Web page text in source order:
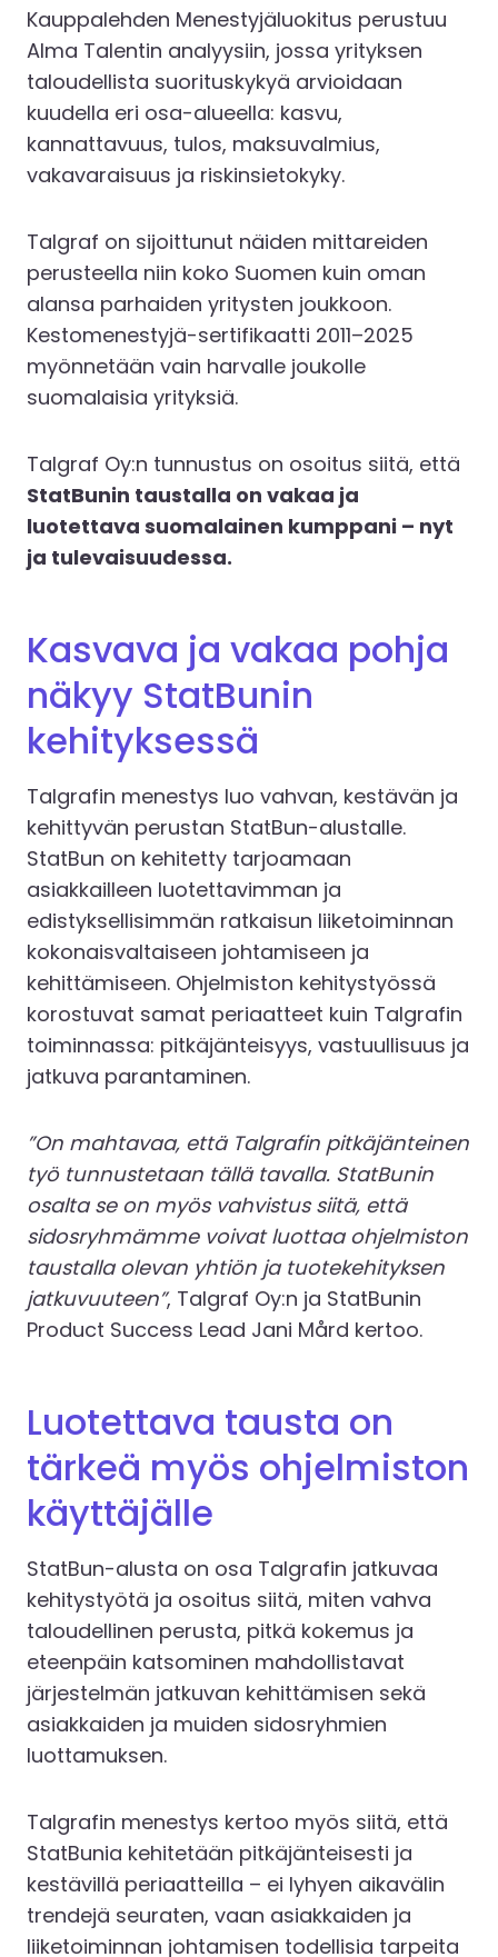
Kauppalehden Menestyjäluokitus perustuu
Alma Talentin analyysiin, jossa yrityksen
taloudellista suorituskykyä arvioidaan
kuudella eri osa-alueella: kasvu,
kannattavuus, tulos, maksuvalmius,
vakavaraisuus ja riskinsietokyky.
Talgraf on sijoittunut näiden mittareiden
perusteella niin koko Suomen kuin oman
alansa parhaiden yritysten joukkoon.
Kestomenestyjä-sertifikaatti 2011–2025
myönnetään vain harvalle joukolle
suomalaisia yrityksiä.
Talgraf Oy:n tunnustus on osoitus siitä, että
StatBunin taustalla on vakaa ja
luotettava suomalainen kumppani – nyt
ja tulevaisuudessa.
Kasvava ja vakaa pohja
näkyy StatBunin
kehityksessä
Talgrafin menestys luo vahvan, kestävän ja
kehittyvän perustan StatBun-alustalle.
StatBun on kehitetty tarjoamaan
asiakkailleen luotettavimman ja
edistyksellisimmän ratkaisun liiketoiminnan
kokonaisvaltaiseen johtamiseen ja
kehittämiseen. Ohjelmiston kehitystyössä
korostuvat samat periaatteet kuin Talgrafin
toiminnassa: pitkäjänteisyys, vastuullisuus ja
jatkuva parantaminen.
”On mahtavaa, että Talgrafin pitkäjänteinen
työ tunnustetaan tällä tavalla. StatBunin
osalta se on myös vahvistus siitä, että
sidosryhmämme voivat luottaa ohjelmiston
taustalla olevan yhtiön ja tuotekehityksen
jatkuvuuteen”, Talgraf Oy:n ja StatBunin
Product Success Lead Jani Mård kertoo.
Luotettava tausta on
tärkeä myös ohjelmiston
käyttäjälle
StatBun-alusta on osa Talgrafin jatkuvaa
kehitystyötä ja osoitus siitä, miten vahva
taloudellinen perusta, pitkä kokemus ja
eteenpäin katsominen mahdollistavat
järjestelmän jatkuvan kehittämisen sekä
asiakkaiden ja muiden sidosryhmien
luottamuksen.
Talgrafin menestys kertoo myös siitä, että
StatBunia kehitetään pitkäjänteisesti ja
kestävillä periaatteilla – ei lyhyen aikavälin
trendejä seuraten, vaan asiakkaiden ja
liiketoiminnan johtamisen todellisia tarpeita